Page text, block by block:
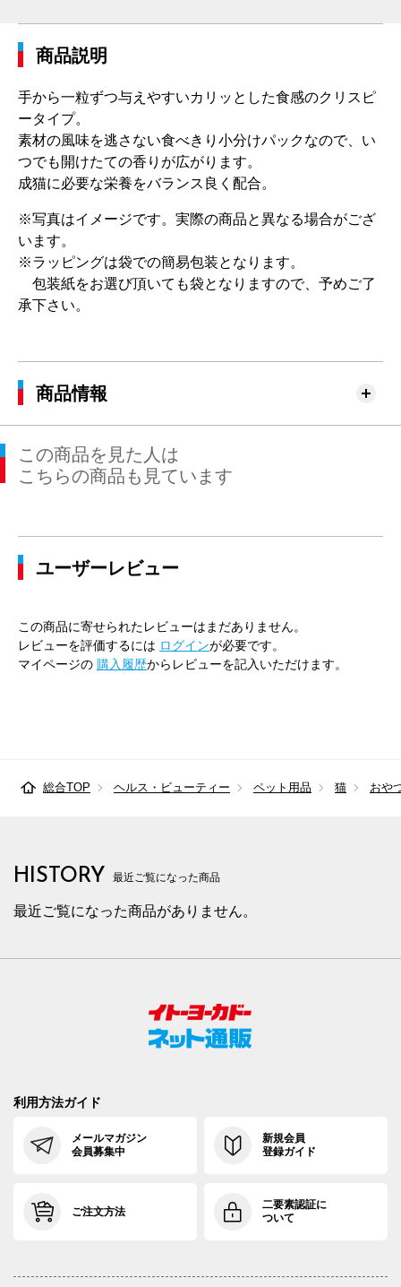
商品説明
手から一粒ずつ与えやすいカリッとした食感のクリスピ
ータイプ。
素材の風味を逃さない食べきり小分けパックなので、い
つでも開けたての香りが広がります。
成猫に必要な栄養をバランス良く配合。
※写真はイメージです。実際の商品と異なる場合がござ
います。
※ラッピングは袋での簡易包装となります。
包装紙をお選び頂いても袋となりますので、予めご了
承下さい。
商品情報
この商品を見た人は
こちらの商品も見ています
ユーザーレビュー
この商品に寄せられたレビューはまだありません。
レビューを評価するには ログインが必要です。
マイページの 購入履歴からレビューを記入いただけます。
総合TOP ヘルス・ビューティー ペット用品 猫 おや
HISTORY 最近ご覧になった商品
最近ご覧になった商品がありません。
利用方法ガイド
メールマガジン
会員募集中
新規会員
登録ガイド
ご注文方法
二要素認証に
ついて